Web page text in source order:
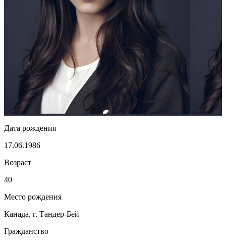
Дата рождения
17.06.1986
Возраст
40
Место рождения
Канада, г. Тандер-Бей
Гражданство